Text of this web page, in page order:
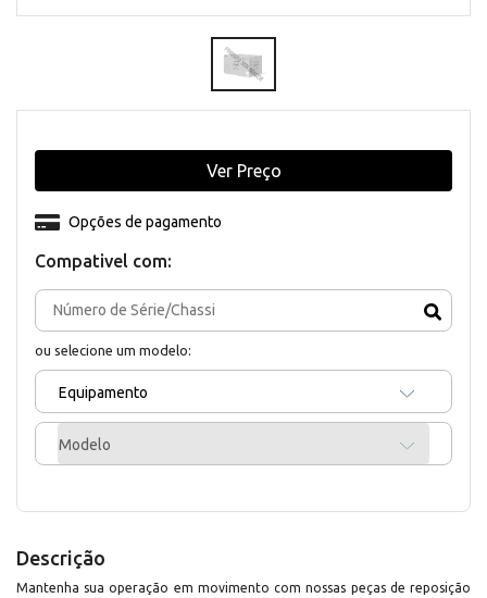
Compativel com:
ou selecione um modelo:
Equipamento
Modelo
Opções de pagamento
Ver Preço
Descrição
Mantenha sua operação em movimento com nossas peças de reposição